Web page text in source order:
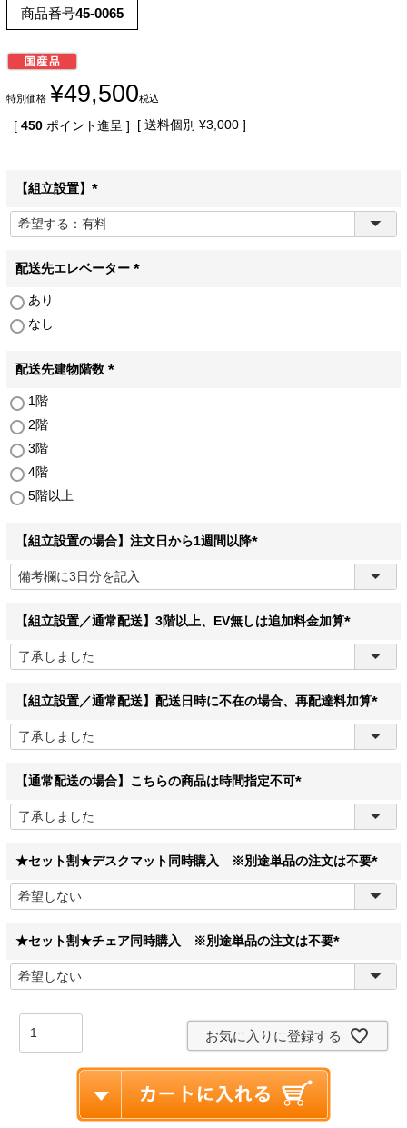
商品番号45-0065
特別価格 ¥49,500税込
[ 450 ポイント進呈 ] 送料個別 ¥3,000
【組立設置】
(
必
)
配送先エレベーター
あり
なし
配送先建物階数
1階
2階
3階
4階
5階以上
【組立設置の場合】注文日から1週間以降
(
【組立設置／通常配送】3階以上、EV無しは追加料金加算
(
)
【組立設置／通常配送】配送日時に不在の場合、再配達料加算
(
必
【通常配送の場合】こちらの商品は時間指定不可
(
)
★セット割★デスクマット同時購入 ※別途単品の注文は不要
(
必
★セット割★チェア同時購入 ※別途単品の注文は不要
(
)
お気に入りに登録する